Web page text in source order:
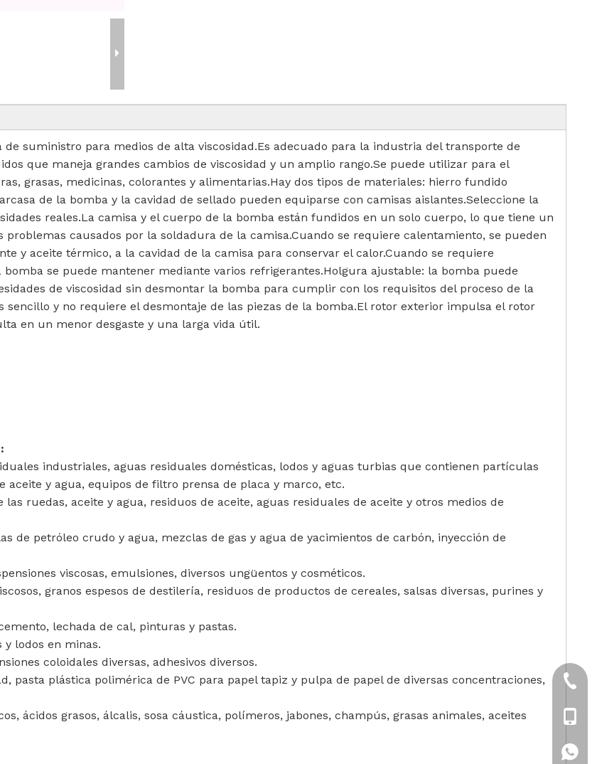
suministro para medios de alta viscosidad.Es adecuado para la industria del transporte de
que maneja grandes cambios de viscosidad y un amplio rango.Se puede utilizar para el
grasas, medicinas, colorantes y alimentarias.Hay dos tipos de materiales: hierro fundido
de la bomba y la cavidad de sellado pueden equiparse con camisas aislantes.Seleccione la
reales.La camisa y el cuerpo de la bomba están fundidos en un solo cuerpo, lo que tiene un
causados ​​por la soldadura de la camisa.Cuando se requiere calentamiento, se pueden
y aceite térmico, a la cavidad de la camisa para conservar el calor.Cuando se requiere
se puede mantener mediante varios refrigerantes.Holgura ajustable: la bomba puede
de viscosidad sin desmontar la bomba para cumplir con los requisitos del proceso de la
sencillo y no requiere el desmontaje de las piezas de la bomba.El rotor exterior impulsa el rotor
en un menor desgaste y una larga vida útil.
industriales, aguas residuales domésticas, lodos y aguas turbias que contienen partículas
y agua, equipos de filtro prensa de placa y marco, etc.
ruedas, aceite y agua, residuos de aceite, aguas residuales de aceite y otros medios de
de petróleo crudo y agua, mezclas de gas y agua de yacimientos de carbón, inyección de
viscosas, emulsiones, diversos ungüentos y cosméticos.
granos espesos de destilería, residuos de productos de cereales, salsas diversas, purines y
lechada de cal, pinturas y pastas.
lodos en minas.
coloidales diversas, adhesivos diversos.
pasta plástica polimérica de PVC para papel tapiz y pulpa de papel de diversas concentraciones,
ácidos grasos, álcalis, sosa cáustica, polímeros, jabones, champús, grasas animales, aceites
+86-
+86-